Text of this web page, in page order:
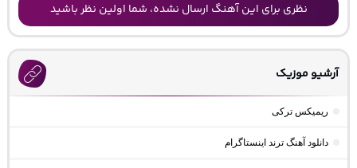
نظری برای این آهنگ ارسال نشده، شما اولین نظر باشید
آرشیو موزیک
ریمیکس ترکی
دانلود آهنگ ترند اینستاگرام